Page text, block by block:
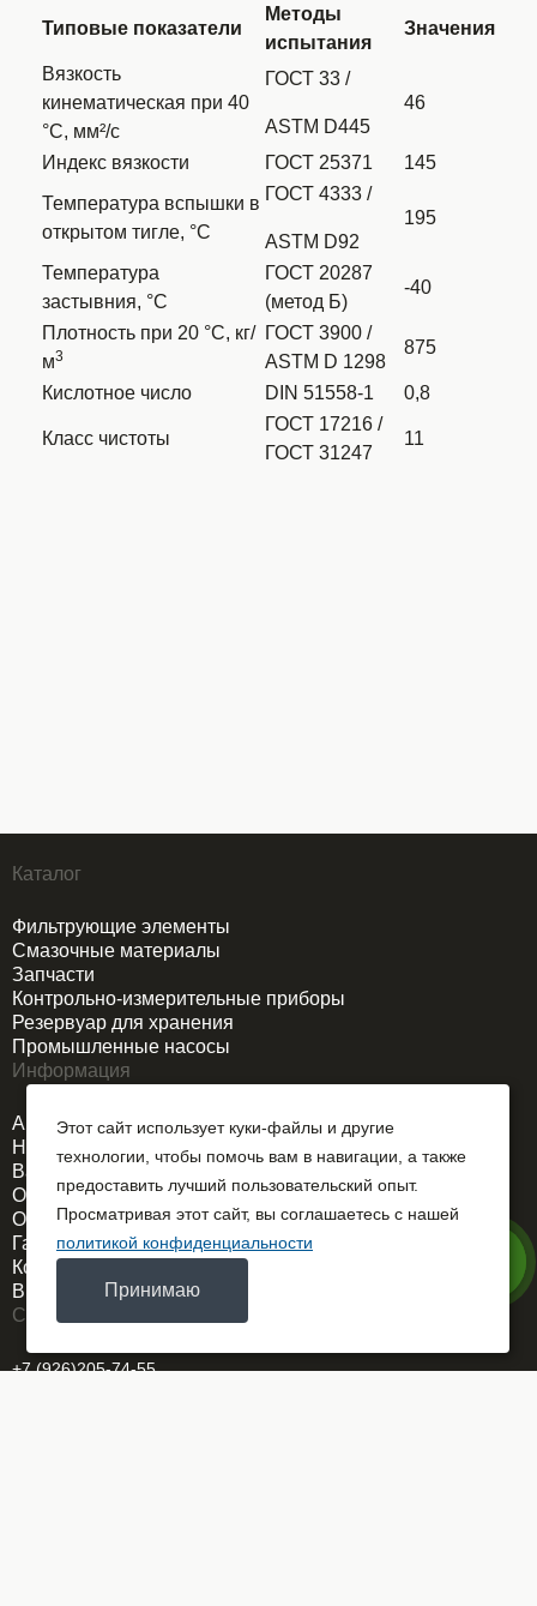
Типовые показатели
Методы
испытания
Значения
Вязкость
кинематическая при 40
°C, мм²/с
ГОСТ 33 /
ASTM D445
46
Индекс вязкости ГОСТ 25371
145
Температура вспышки в
открытом тигле, °C
ГОСТ 4333 /
ASTM D92
195
Температура
застывния, °C
ГОСТ 20287
(метод Б)
-40
Плотность при 20 °С, кг/
м3
ГОСТ 3900 /
ASTM D 1298
875
Кислотное число DIN 51558-1 0,8
Класс чистоты
ГОСТ 17216 /
ГОСТ 31247
11
Каталог
Фильтрующие элементы
Смазочные материалы
Запчасти
Контрольно-измерительные приборы
Резервуар для хранения
Промышленные насосы
Информация
Акции
Новости
Вакансии
О компании
Оплата и доставка
Гарантия
Контакты
Выездной сервис
Связаться
+7 (926)205-74-55
Этот сайт использует куки-файлы и другие
технологии, чтобы помочь вам в навигации, а также
предоставить лучший пользовательский опыт.
Просматривая этот сайт, вы соглашаетесь с нашей
политикой конфиденциальности
Принимаю